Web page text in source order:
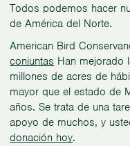
Todos podemos hacer
de América del Norte.
American Bird
conjuntas Han mejorado
millones de acres de
mayor que el estado de
años. Se trata de una
apoyo de muchos, y
donación hoy.